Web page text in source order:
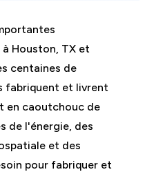
Houston, TX et
centaines de
fabriquent et livrent
en caoutchouc de
de l'énergie, des
et des
pour fabriquer et